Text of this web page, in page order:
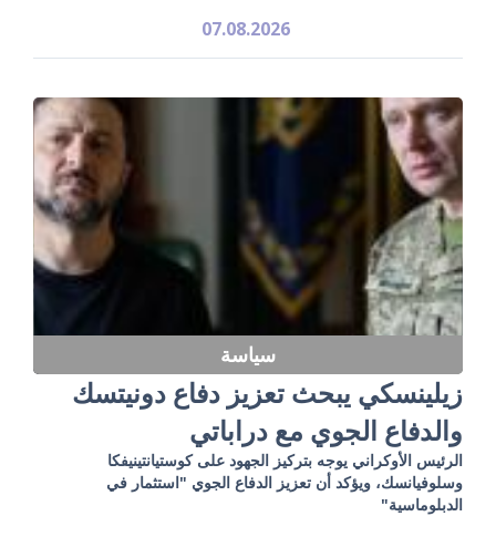
07.08.2026
سياسة
زيلينسكي يبحث تعزيز دفاع دونيتسك
والدفاع الجوي مع دراباتي
الرئيس الأوكراني يوجه بتركيز الجهود على كوستيانتينيفكا
وسلوفيانسك، ويؤكد أن تعزيز الدفاع الجوي "استثمار في
الدبلوماسية"